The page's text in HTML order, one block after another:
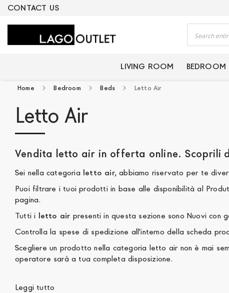
CONTACT US
PRODUCTS
LIVING ROOM BEDROOM
Home Bedroom Beds Letto Air
Letto Air
Sei nella categoria letto air
Puoi filtrare i tuoi prodotti in base alle disponibilità al Produttore, al
pagina.
Tutti i letto air
presenti in
Controlla la spese di spedizione all'interno della scheda
Scegliere un prodotto nella categoria letto air non è mai semplice, se hai bisogno di aiuto, non esitare a contattarci, un
operatore sarà a tua completa disposizione.
Leggi tutto